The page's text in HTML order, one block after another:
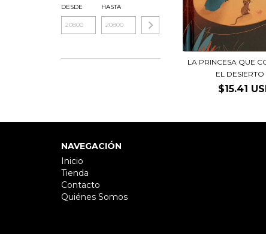
DESDE HASTA
LA PRINCESA QUE
EL DESIERTO
$15.41
NAVEGACIÓN
Inicio
Tienda
Contacto
Quiénes Somos